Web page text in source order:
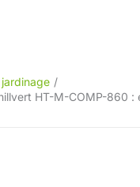
HT-M-COMP-860 :